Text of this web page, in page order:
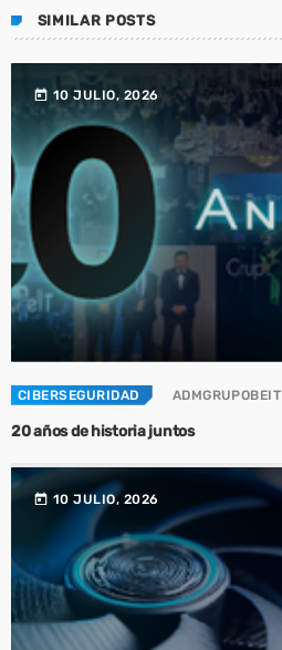
SIMILAR POSTS
today 10 JULIO, 2026
CIBERSEGURIDAD ADMGRUPOBEIT
20 años de historia juntos
today 10 JULIO, 2026